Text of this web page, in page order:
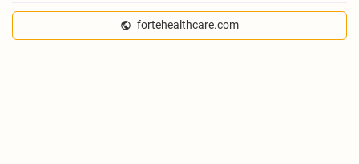
fortehealthcare.com